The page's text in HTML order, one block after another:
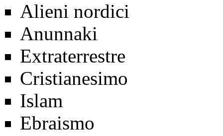
Alieni nordici
Anunnaki
Extraterrestre
Cristianesimo
Islam
Ebraismo